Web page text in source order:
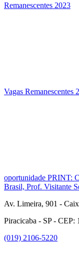
Remanescentes 2023
Vagas Remanescentes
oportunidade PRINT:
Brasil, Prof. Visitante
Av. Limeira, 901 -
Piracicaba - SP - CEP:
(019) 2106-5220